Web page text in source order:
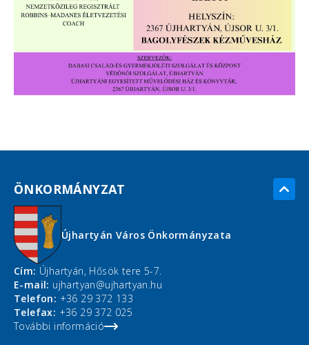
ÖNKORMÁNYZAT
Újhartyán Város Önkormányzata
Cím: Újhartyán, Hősök tere 5-7.
E-mail: ujhartyan@ujhartyan.hu
Telefon: +36 29 372 133
Telefax: +36 29 372 025
További információ